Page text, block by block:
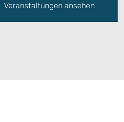
Veranstaltungen ansehen